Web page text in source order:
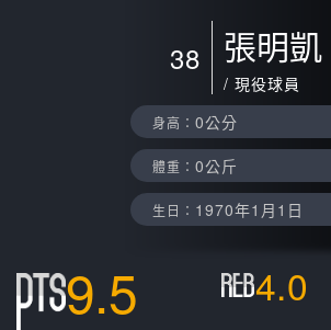
38 張明凱
/ 現役球員
身高： 0公分
體重： 0公斤
生日： 1970年1月1日
9.5 4.0